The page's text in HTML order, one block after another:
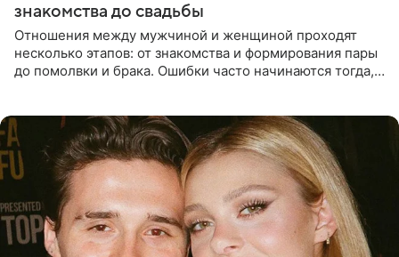
знакомства до свадьбы
Отношения между мужчиной и женщиной проходят
несколько этапов: от знакомства и формирования пары
до помолвки и брака. Ошибки часто начинаются тогда,